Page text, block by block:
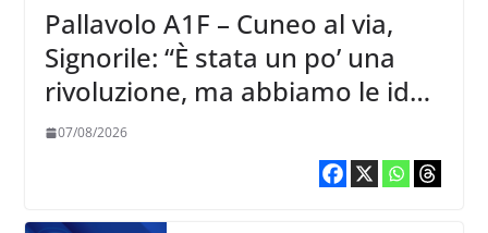
Pallavolo A1F – Cuneo al via,
Signorile: “È stata un po’ una
rivoluzione, ma abbiamo le idee
chiare siu cosa vogliamo fare”
07/08/2026